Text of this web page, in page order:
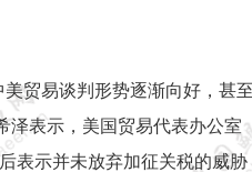
贸易谈判形势逐渐向好，甚
泽表示，美国贸易代表办公室
表示并未放弃加征关税的威